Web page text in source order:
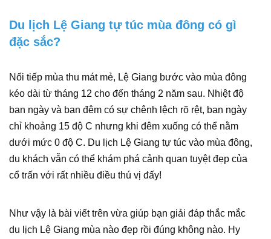
Du lịch Lệ Giang tự túc mùa đông có gì
đặc sắc?
Nối tiếp mùa thu mát mẻ, Lệ Giang bước vào mùa đông
kéo dài từ tháng 12 cho đến tháng 2 năm sau. Nhiệt độ
ban ngày và ban đêm có sự chênh lệch rõ rệt, ban ngày
chỉ khoảng 15 độ C nhưng khi đêm xuống có thể nằm
dưới mức 0 độ C. Du lịch Lệ Giang tự túc vào mùa đông,
du khách vẫn có thể khám phá cảnh quan tuyệt đẹp của
cổ trấn với rất nhiều điều thú vị đấy!
Như vậy là bài viết trên vừa giúp bạn giải đáp thắc mắc
du lịch Lệ Giang mùa nào đẹp rồi đúng không nào. Hy